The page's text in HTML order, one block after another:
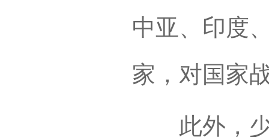
中亚、印度
家，对国家
此外，少